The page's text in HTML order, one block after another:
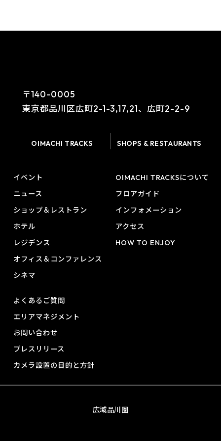
〒140-0005
東京都品川区広町2-1-3,17,21、広町2-2-9
OIMACHI TRACKS SHOPS & RESTAURANTS
イベント
ニュース
ショップ＆レストラン
ホテル
レジデンス
オフィス＆コンファレンス
シネマ
OIMACHI TRACKSについて
フロアガイド
インフォメーション
アクセス
HOW TO ENJOY
よくあるご質問
エリアマネジメント
お問い合わせ
プレスリリース
カメラ設置の目的と方針
広域品川圏